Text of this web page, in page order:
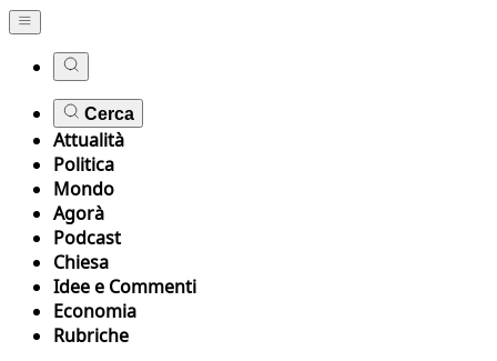
Cerca
Attualità
Politica
Mondo
Agorà
Podcast
Chiesa
Idee e Commenti
Economia
Rubriche